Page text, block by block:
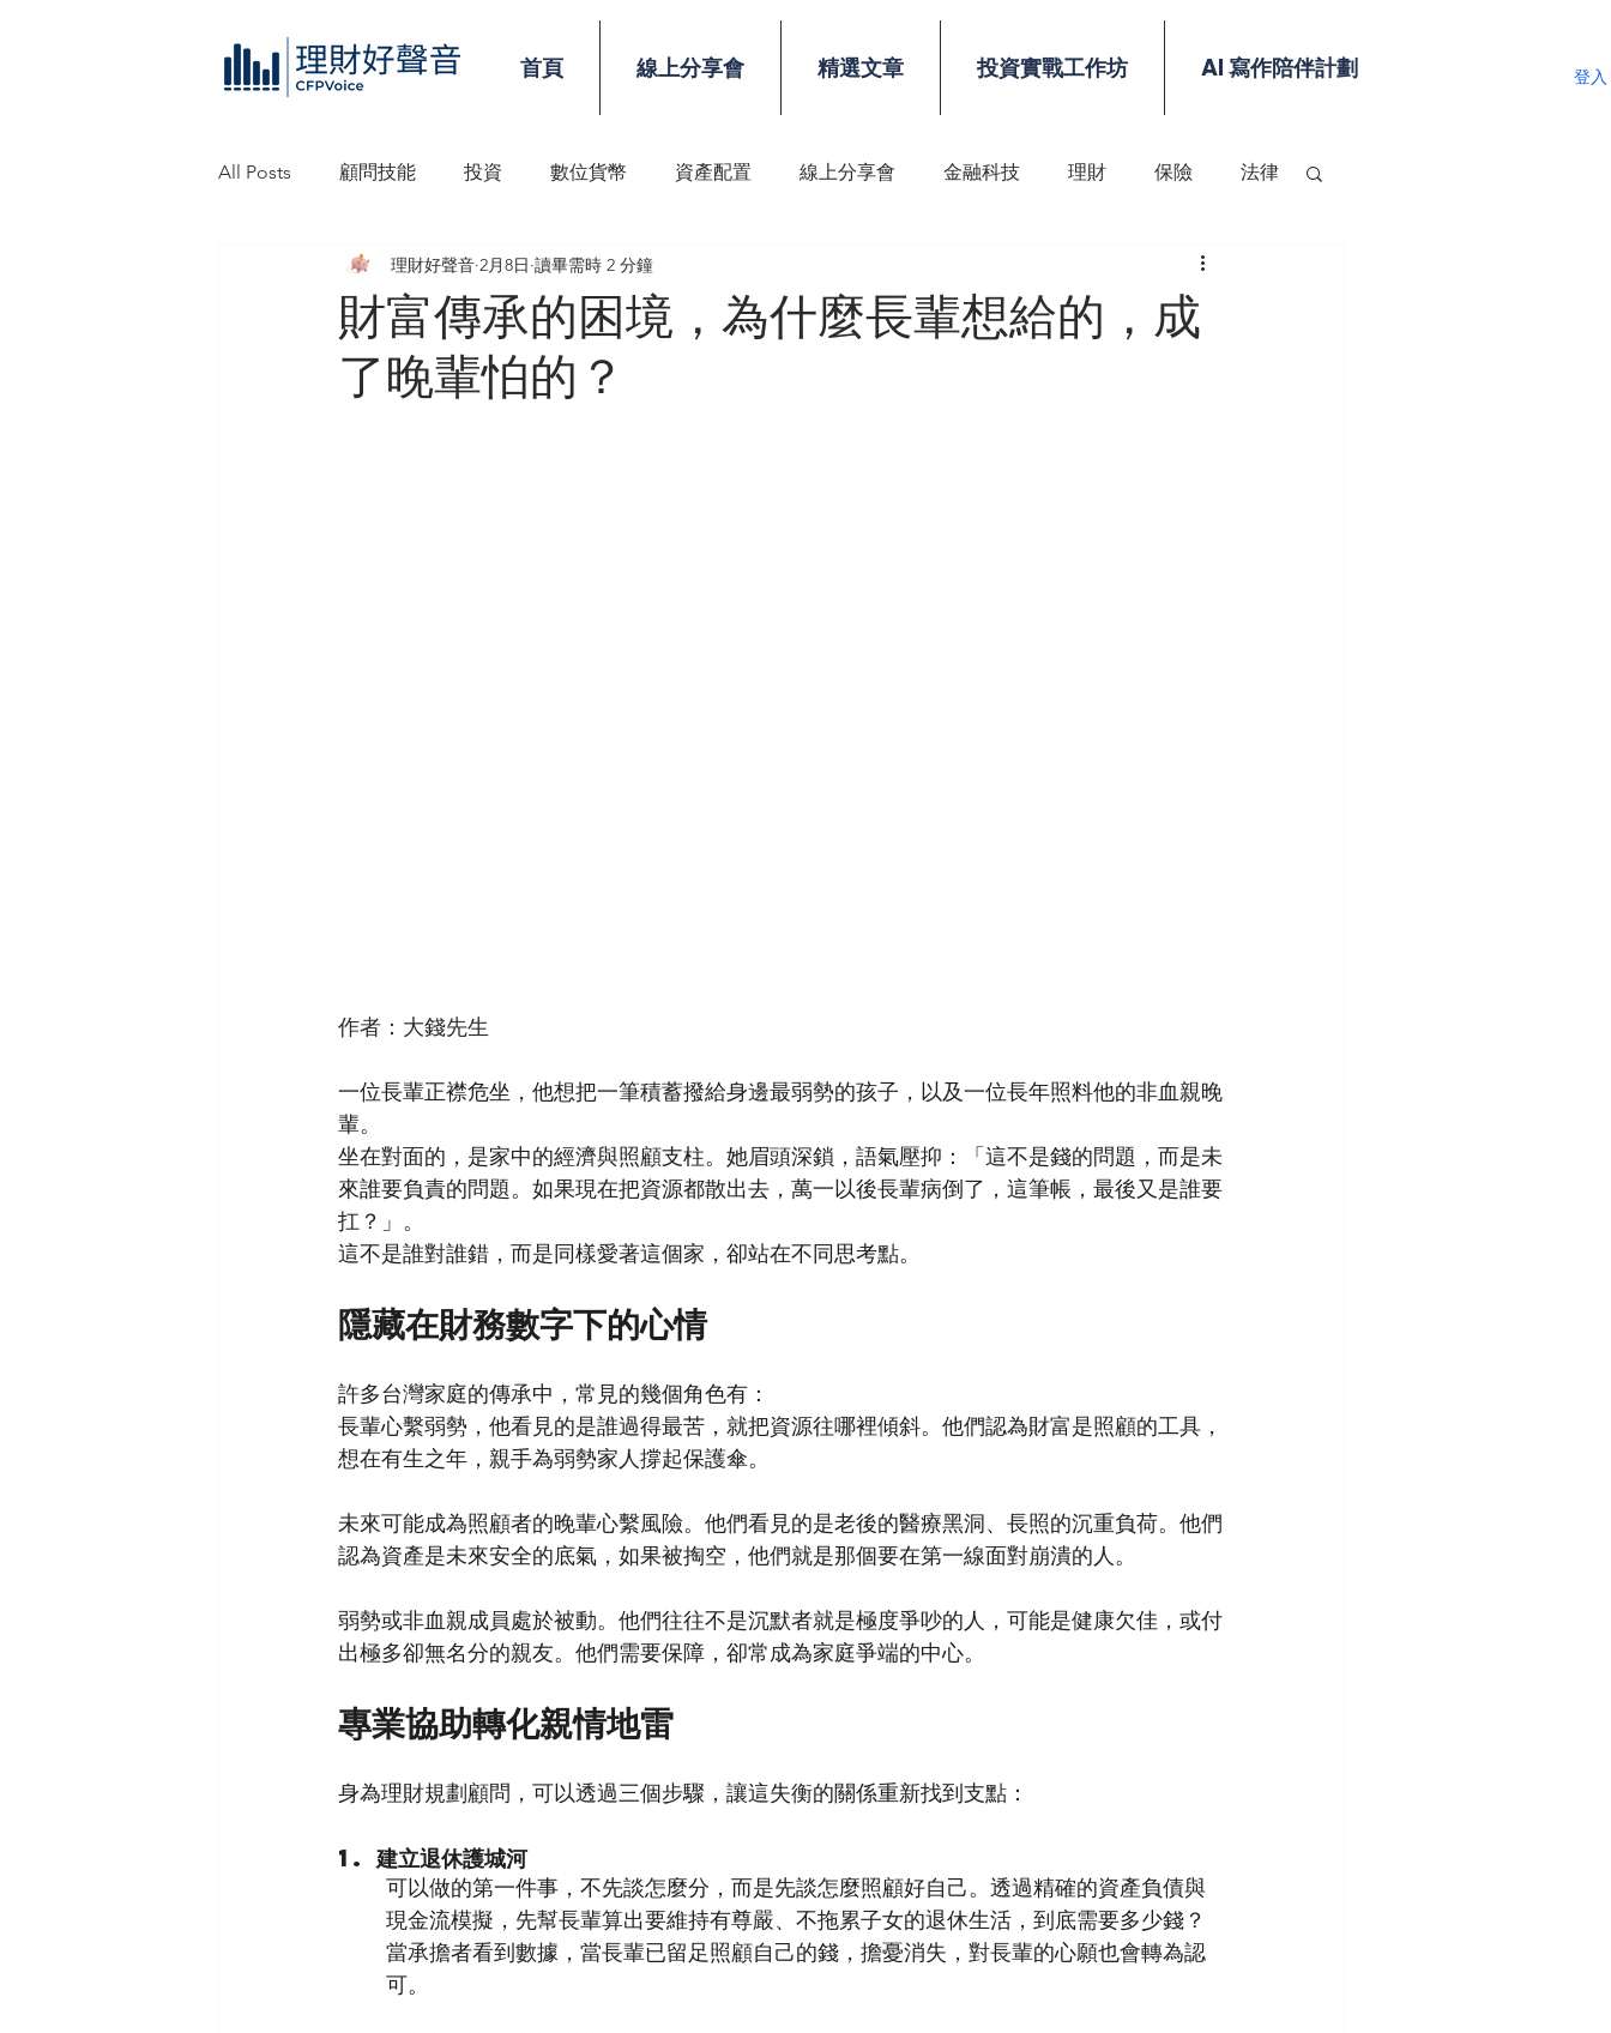
首頁 線上分享會 精選文章 投資實戰工作坊 AI 寫作陪伴計劃 登入
All Posts 顧問技能 投資 數位貨幣 資產配置 線上分享會 金融科技 理財 保險 法律
理財好聲音工作坊 信託 稅務 顧問技能
財富傳承的困境，為什麼長輩想給的，成
了晚輩怕的？
理財好聲音 2月8日 讀畢需時 2 分鐘
作者：大錢先生
一位長輩正襟危坐，他想把一筆積蓄撥給身邊最弱勢的孩子，以及一位長年照料他的非血親晚
輩。
坐在對面的，是家中的經濟與照顧支柱。她眉頭深鎖，語氣壓抑：「這不是錢的問題，而是未
來誰要負責的問題。如果現在把資源都散出去，萬一以後長輩病倒了，這筆帳，最後又是誰要
扛？」。
這不是誰對誰錯，而是同樣愛著這個家，卻站在不同思考點。
隱藏在財務數字下的心情
許多台灣家庭的傳承中，常見的幾個角色有：
長輩心繫弱勢，他看見的是誰過得最苦，就把資源往哪裡傾斜。他們認為財富是照顧的工具，
想在有生之年，親手為弱勢家人撐起保護傘。
未來可能成為照顧者的晚輩心繫風險。他們看見的是老後的醫療黑洞、長照的沉重負荷。他們
認為資產是未來安全的底氣，如果被掏空，他們就是那個要在第一線面對崩潰的人。
弱勢或非血親成員處於被動。他們往往不是沉默者就是極度爭吵的人，可能是健康欠佳，或付
出極多卻無名分的親友。他們需要保障，卻常成為家庭爭端的中心。
專業協助轉化親情地雷
身為理財規劃顧問，可以透過三個步驟，讓這失衡的關係重新找到支點：
1. 建立退休護城河
可以做的第一件事，不先談怎麼分，而是先談怎麼照顧好自己。透過精確的資產負債與
現金流模擬，先幫長輩算出要維持有尊嚴、不拖累子女的退休生活，到底需要多少錢？
當承擔者看到數據，當長輩已留足照顧自己的錢，擔憂消失，對長輩的心願也會轉為認
可。